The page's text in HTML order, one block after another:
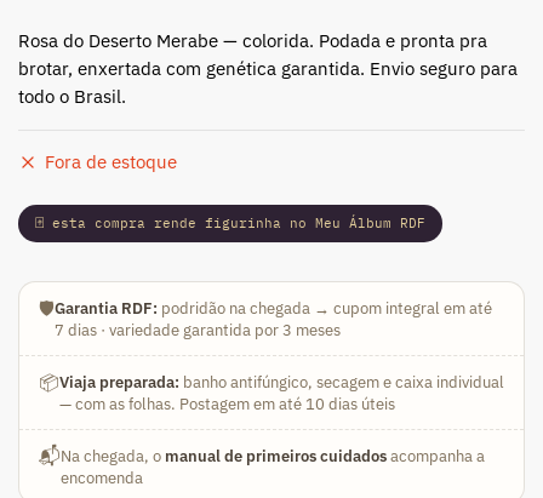
Rosa do Deserto Merabe — colorida. Podada e pronta pra
brotar, enxertada com genética garantida. Envio seguro para
todo o Brasil.
Fora de estoque
🃏 esta compra rende figurinha no Meu Álbum RDF
🛡️Garantia RDF: podridão na chegada → cupom integral em até
7 dias · variedade garantida por 3 meses
📦Viaja preparada: banho antifúngico, secagem e caixa individual
— com as folhas. Postagem em até 10 dias úteis
📬Na chegada, o manual de primeiros cuidadosacompanha a
encomenda